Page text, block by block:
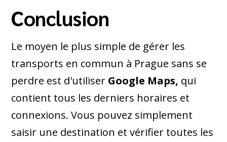
Conclusion
Le moyen le plus simple de gérer les
transports en commun à Prague sans se
perdre est d'utiliser Google Maps, qui
contient tous les derniers horaires et
connexions. Vous pouvez simplement
saisir une destination et vérifier toutes les